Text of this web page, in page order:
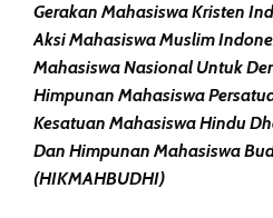
Gerakan Mahasiswa Kristen
Aksi Mahasiswa Muslim
Mahasiswa Nasional Untuk
Himpunan Mahasiswa
Kesatuan Mahasiswa Hindu
Dan Himpunan Mahasiswa
(HIKMAHBUDHI)